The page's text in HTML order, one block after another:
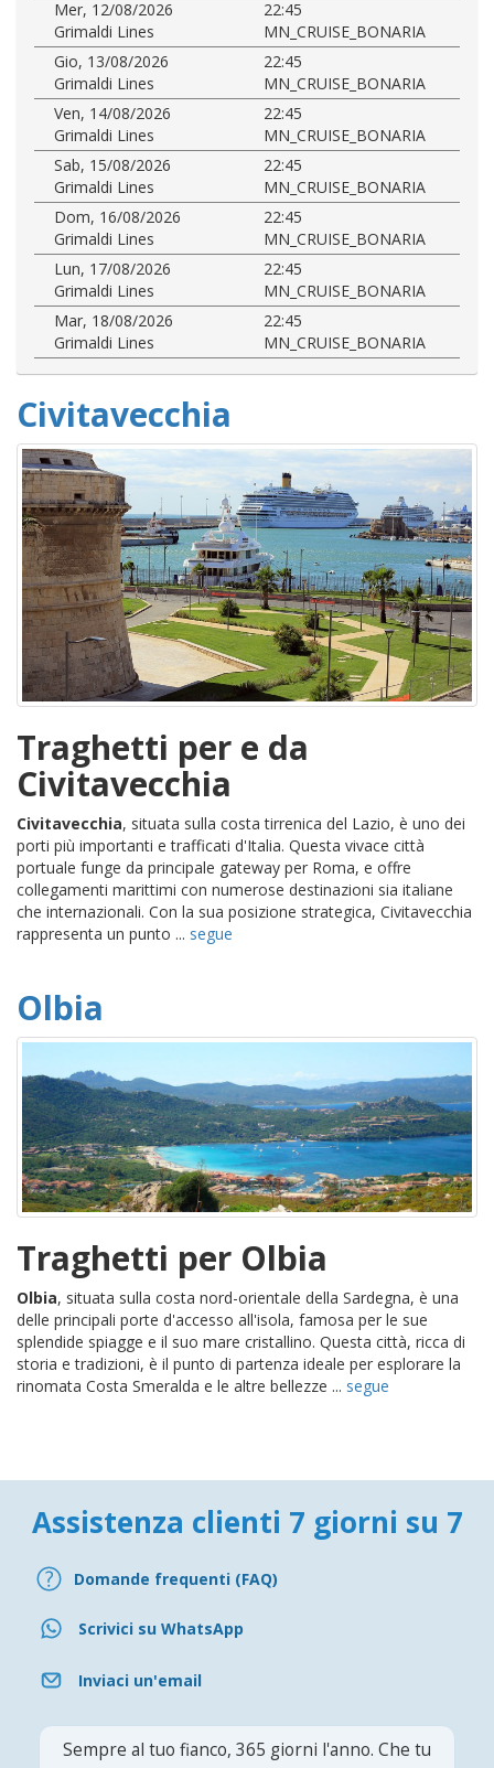
Mer, 12/08/2026
22:45
Grimaldi Lines
MN_CRUISE_BONARIA
Gio, 13/08/2026
22:45
Grimaldi Lines
MN_CRUISE_BONARIA
Ven, 14/08/2026
22:45
Grimaldi Lines
MN_CRUISE_BONARIA
Sab, 15/08/2026
22:45
Grimaldi Lines
MN_CRUISE_BONARIA
Dom, 16/08/2026
22:45
Grimaldi Lines
MN_CRUISE_BONARIA
Lun, 17/08/2026
22:45
Grimaldi Lines
MN_CRUISE_BONARIA
Mar, 18/08/2026
22:45
Grimaldi Lines
MN_CRUISE_BONARIA
Civitavecchia
Traghetti per e da
Civitavecchia
Civitavecchia, situata sulla costa tirrenica del Lazio, è uno dei
porti più importanti e trafficati d'Italia. Questa vivace città
portuale funge da principale gateway per Roma, e offre
collegamenti marittimi con numerose destinazioni sia italiane
che internazionali. Con la sua posizione strategica, Civitavecchia
rappresenta un punto ... segue
Olbia
Traghetti per Olbia
Olbia, situata sulla costa nord-orientale della Sardegna, è una
delle principali porte d'accesso all'isola, famosa per le sue
splendide spiagge e il suo mare cristallino. Questa città, ricca di
storia e tradizioni, è il punto di partenza ideale per esplorare la
rinomata Costa Smeralda e le altre bellezze ... segue
Assistenza clienti 7 giorni su 7
Domande frequenti (FAQ)
Scrivici su WhatsApp
Inviaci un'email
Sempre al tuo fianco, 365 giorni l'anno. Che tu